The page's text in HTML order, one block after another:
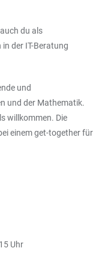
du als
der IT-Beratung
und
und der Mathematik.
willkommen. Die
einem get-together für
Uhr